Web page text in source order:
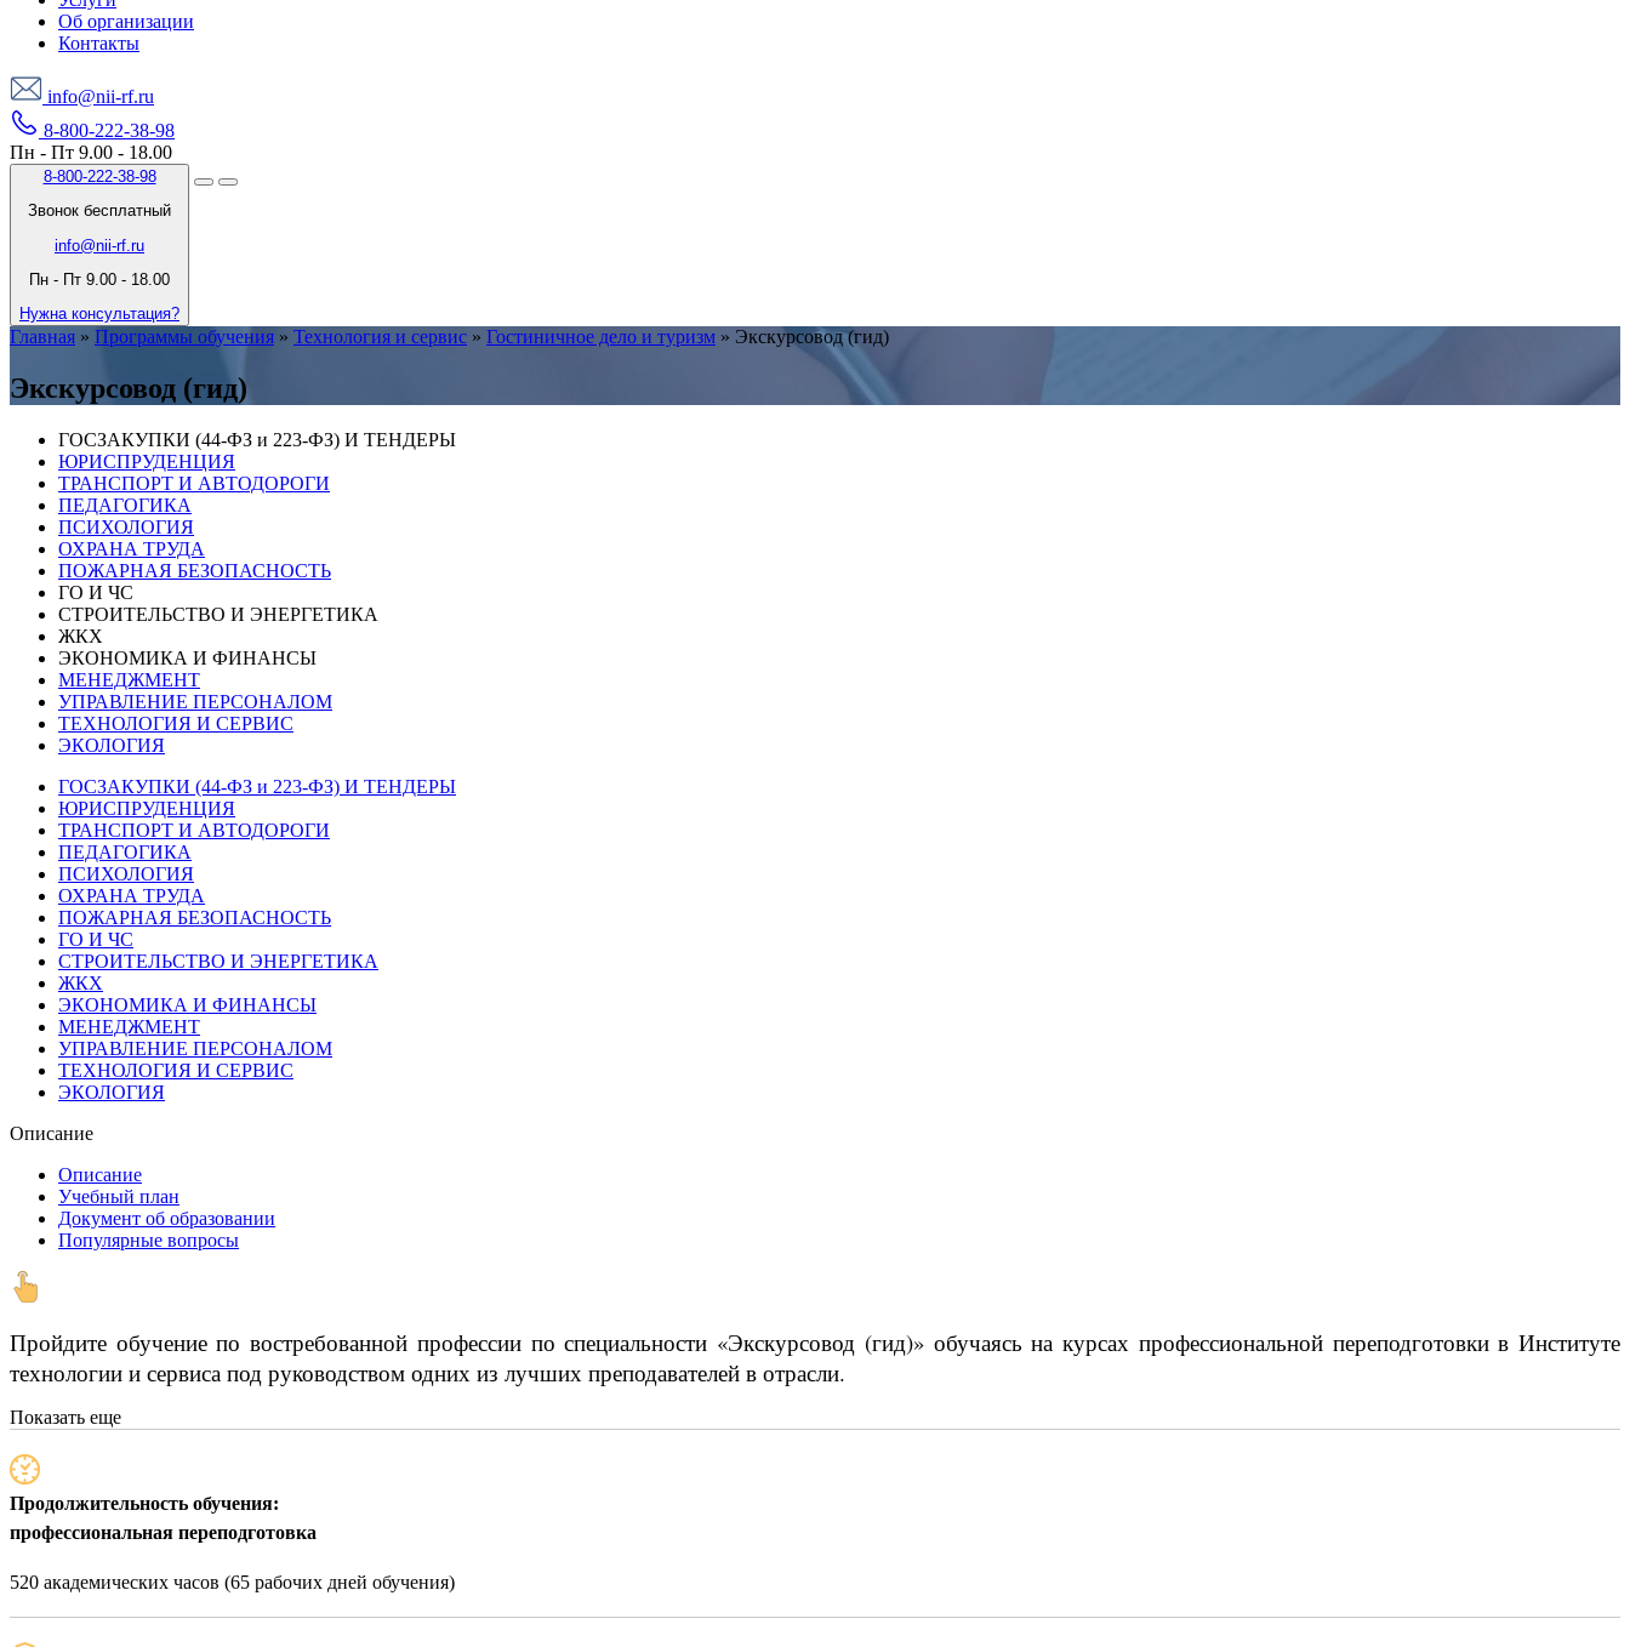
Об организации
Контакты
info@nii-rf.ru
8-800-222-38-98
Пн - Пт 9.00 - 18.00
8-800-222-38-98
Звонок бесплатный
info@nii-rf.ru
Пн - Пт 9.00 - 18.00
Нужна консультация?
Главная » Программы обучения » Технология и сервис » Гостиничное дело и туризм » Экскурсовод (гид)
Экскурсовод (гид)
ГОСЗАКУПКИ (44-ФЗ и 223-ФЗ) И ТЕНДЕРЫ
ЮРИСПРУДЕНЦИЯ
ТРАНСПОРТ И АВТОДОРОГИ
ПЕДАГОГИКА
ПСИХОЛОГИЯ
ОХРАНА ТРУДА
ПОЖАРНАЯ БЕЗОПАСНОСТЬ
ГО И ЧС
СТРОИТЕЛЬСТВО И ЭНЕРГЕТИКА
ЖКХ
ЭКОНОМИКА И ФИНАНСЫ
МЕНЕДЖМЕНТ
УПРАВЛЕНИЕ ПЕРСОНАЛОМ
ТЕХНОЛОГИЯ И СЕРВИС
ЭКОЛОГИЯ
ГОСЗАКУПКИ (44-ФЗ и 223-ФЗ) И ТЕНДЕРЫ
ЮРИСПРУДЕНЦИЯ
ТРАНСПОРТ И АВТОДОРОГИ
ПЕДАГОГИКА
ПСИХОЛОГИЯ
ОХРАНА ТРУДА
ПОЖАРНАЯ БЕЗОПАСНОСТЬ
ГО И ЧС
СТРОИТЕЛЬСТВО И ЭНЕРГЕТИКА
ЖКХ
ЭКОНОМИКА И ФИНАНСЫ
МЕНЕДЖМЕНТ
УПРАВЛЕНИЕ ПЕРСОНАЛОМ
ТЕХНОЛОГИЯ И СЕРВИС
ЭКОЛОГИЯ
Описание
Описание
Учебный план
Документ об образовании
Популярные вопросы
Пройдите обучение по востребованной профессии по специальности «Экскурсовод (гид)» обучаясь на курсах профессиональной переподготовки в Институте
технологии и сервиса под руководством одних из лучших преподавателей в отрасли.
Показать еще
Продолжительность обучения:
профессиональная переподготовка
520 академических часов (65 рабочих дней обучения)